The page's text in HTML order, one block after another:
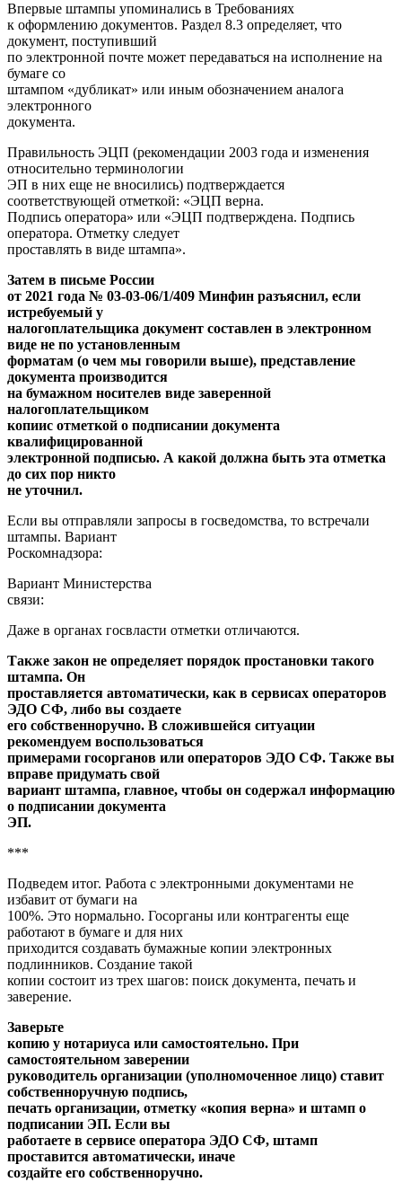
Впервые штампы упоминались в Требованиях
к оформлению документов. Раздел 8.3 определяет, что
документ, поступивший
по электронной почте может передаваться на исполнение на
бумаге со
штампом «дубликат» или иным обозначением аналога
электронного
документа.
Правильность ЭЦП (рекомендации 2003 года и изменения
относительно терминологии
ЭП в них еще не вносились) подтверждается
соответствующей отметкой: «ЭЦП верна.
Подпись оператора» или «ЭЦП подтверждена. Подпись
оператора. Отметку следует
проставлять в виде штампа».
Затем в письме России
от 2021 года № 03-03-06/1/409 Минфин разъяснил, если
истребуемый у
налогоплательщика документ составлен в электронном
виде не по установленным
форматам (о чем мы говорили выше), представление
документа производится
на бумажном носителев виде заверенной
налогоплательщиком
копиис отметкой о подписании документа
квалифицированной
электронной подписью. А какой должна быть эта отметка
до сих пор никто
не уточнил.
Если вы отправляли запросы в госведомства, то встречали
штампы. Вариант
Роскомнадзора:
Вариант Министерства
связи:
Даже в органах госвласти отметки отличаются.
Также закон не определяет порядок простановки такого
штампа. Он
проставляется автоматически, как в сервисах операторов
ЭДО СФ, либо вы создаете
его собственноручно. В сложившейся ситуации
рекомендуем воспользоваться
примерами госорганов или операторов ЭДО СФ. Также вы
вправе придумать свой
вариант штампа, главное, чтобы он содержал информацию
о подписании документа
ЭП.
***
Подведем итог. Работа с электронными документами не
избавит от бумаги на
100%. Это нормально. Госорганы или контрагенты еще
работают в бумаге и для них
приходится создавать бумажные копии электронных
подлинников. Создание такой
копии состоит из трех шагов: поиск документа, печать и
заверение.
Заверьте
копию у нотариуса или самостоятельно. При
самостоятельном заверении
руководитель организации (уполномоченное лицо) ставит
собственноручную подпись,
печать организации, отметку «копия верна» и штамп о
подписании ЭП. Если вы
работаете в сервисе оператора ЭДО СФ, штамп
проставится автоматически, иначе
создайте его собственноручно.